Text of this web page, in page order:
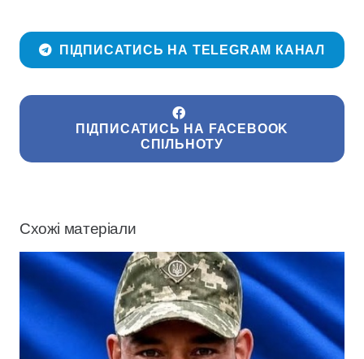
ПІДПИСАТИСЬ НА TELEGRAM КАНАЛ
ПІДПИСАТИСЬ НА FACEBOOK
СПІЛЬНОТУ
Схожі матеріали